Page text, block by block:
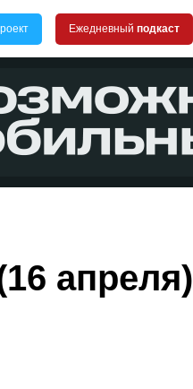
Ежедневный подкаст
апреля)